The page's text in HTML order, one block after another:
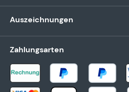
Auszeichnungen
Zahlungsarten